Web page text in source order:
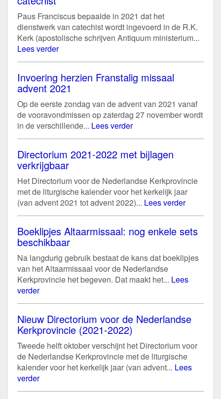
Paus Franciscus bepaalde in 2021 dat het
dienstwerk van catechist wordt ingevoerd in de R.K.
Kerk (apostolische schrijven Antiquum ministerium...
Lees verder
Invoering herzien Franstalig missaal
advent 2021
Op de eerste zondag van de advent van 2021 vanaf
de vooravondmissen op zaterdag 27 november wordt
in de verschillende... Lees verder
Directorium 2021-2022 met bijlagen
verkrijgbaar
Het Directorium voor de Nederlandse Kerkprovincie
met de liturgische kalender voor het kerkelijk jaar
(van advent 2021 tot advent 2022)... Lees verder
Boeklipjes Altaarmissaal: nog enkele sets
beschikbaar
Na langdurig gebruik bestaat de kans dat boeklipjes
van het Altaarmissaal voor de Nederlandse
Kerkprovincie het begeven. Dat maakt het... Lees
verder
Nieuw Directorium voor de Nederlandse
Kerkprovincie (2021-2022)
Tweede helft oktober verschijnt het Directorium voor
de Nederlandse Kerkprovincie met de liturgische
kalender voor het kerkelijk jaar (van advent... Lees
verder